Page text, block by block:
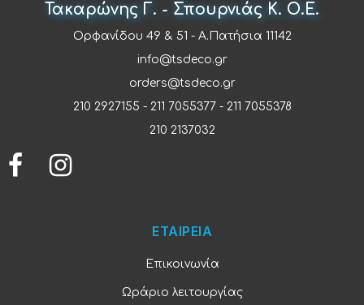
Τακαρώνης Γ. - Σπουρνιάς Κ. Ο.Ε.
Ορφανίδου 49 & 51 - Α.Πατήσια 11142
info@tsdeco.gr
orders@tsdeco.gr
210 2927155 - 211 7055377 - 211 7055378
210 2137032
ΕΤΑΙΡΕΙΑ
Επικοινωνία
Ωράριο λειτουργίας